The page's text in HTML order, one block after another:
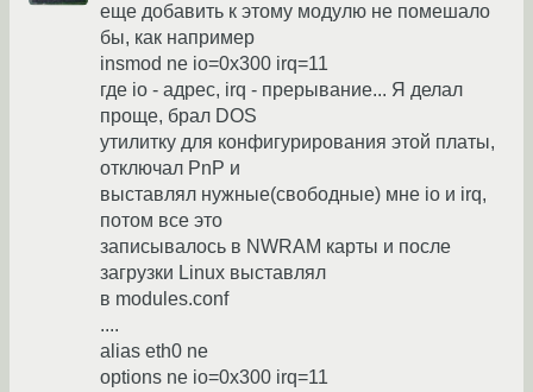
еще добавить к этому модулю не помешало
бы, как например
insmod ne io=0x300 irq=11
где io - адрес, irq - прерывание... Я делал
проще, брал DOS
утилитку для конфигурирования этой платы,
отключал PnP и
выставлял нужные(свободные) мне io и irq,
потом все это
записывалось в NWRAM карты и после
загрузки Linux выставлял
в modules.conf
....
alias eth0 ne
options ne io=0x300 irq=11